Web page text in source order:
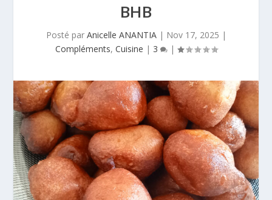
BHB
Posté par Anicelle ANANTIA| Nov 17, 2025 |
Compléments, Cuisine | 3 |